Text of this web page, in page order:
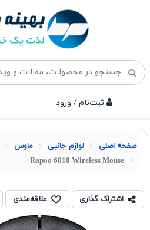
ثبت‌نام / ورود
صفحه اصلی لوازم جانبی ماوس
Rapoo 6010 Wireless Mouse
اشتراک گذاری علاقه‌مندی